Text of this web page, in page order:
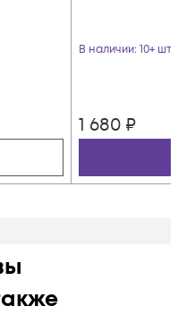
В наличии: 10+ шт
1 680 ₽